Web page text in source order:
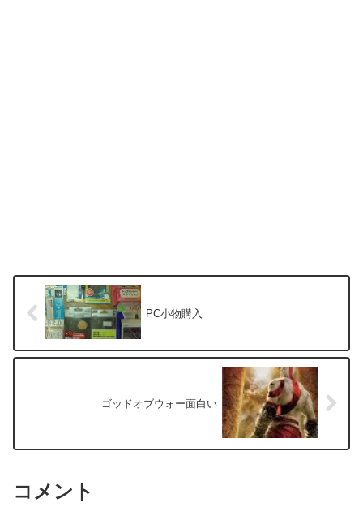
PC小物購入
ゴッドオブウォー面白い
コメント